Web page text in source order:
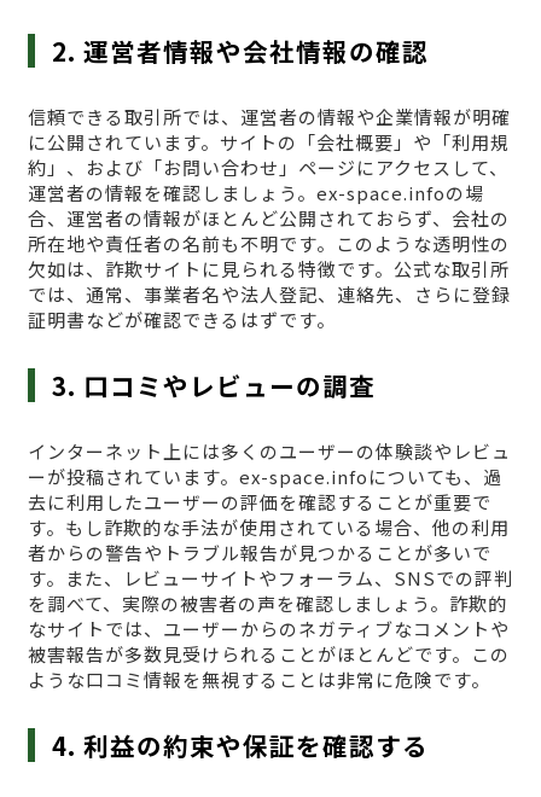
2. 運営者情報や会社情報の確認
信頼できる取引所では、運営者の情報や企業情報が明確
に公開されています。サイトの「会社概要」や「利用規
約」、および「お問い合わせ」ページにアクセスして、
運営者の情報を確認しましょう。ex-space.infoの場
合、運営者の情報がほとんど公開されておらず、会社の
所在地や責任者の名前も不明です。このような透明性の
欠如は、詐欺サイトに見られる特徴です。公式な取引所
では、通常、事業者名や法人登記、連絡先、さらに登録
証明書などが確認できるはずです。
3. 口コミやレビューの調査
インターネット上には多くのユーザーの体験談やレビュ
ーが投稿されています。ex-space.infoについても、過
去に利用したユーザーの評価を確認することが重要で
す。もし詐欺的な手法が使用されている場合、他の利用
者からの警告やトラブル報告が見つかることが多いで
す。また、レビューサイトやフォーラム、SNSでの評判
を調べて、実際の被害者の声を確認しましょう。詐欺的
なサイトでは、ユーザーからのネガティブなコメントや
被害報告が多数見受けられることがほとんどです。この
ような口コミ情報を無視することは非常に危険です。
4. 利益の約束や保証を確認する